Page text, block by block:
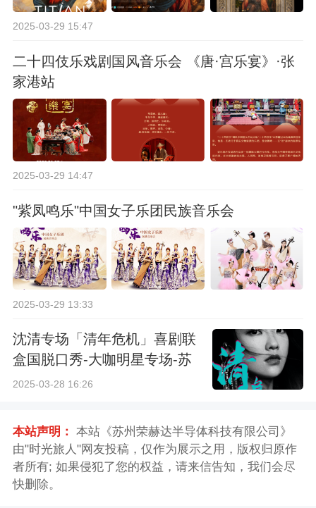
2025-03-29 15:47
二十四伎乐戏剧国风音乐会 《唐·宫乐宴》·张
家港站
2025-03-29 14:47
"紫凤鸣乐"中国女子乐团民族音乐会
2025-03-29 13:33
沈清专场「清年危机」喜剧联
盒国脱口秀-大咖明星专场-苏
州站
2025-03-28 16:26
本站声明： 本站《苏州荣赫达半导体科技有限公司》
由"时光旅人"网友投稿，仅作为展示之用，版权归原作
者所有; 如果侵犯了您的权益，请来信告知，我们会尽
快删除。